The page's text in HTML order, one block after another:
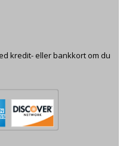
kredit- eller bankkort om du